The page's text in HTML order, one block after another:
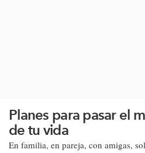
Planes para pasar el
de tu vida
En familia, en pareja, con amigas,